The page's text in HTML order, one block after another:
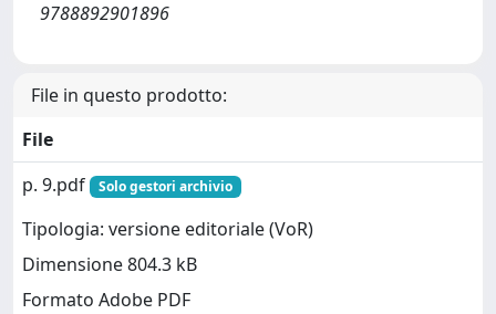
9788892901896
File in questo prodotto:
File
p. 9.pdf
Solo gestori archivio
Tipologia: versione editoriale (VoR)
Dimensione 804.3 kB
Formato Adobe PDF